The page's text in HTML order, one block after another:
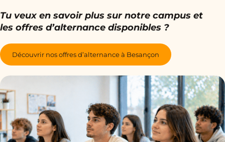
Tu veux en savoir plus sur notre campus et
les offres d’alternance disponibles ?
Découvrir nos offres d’alternance à Besançon